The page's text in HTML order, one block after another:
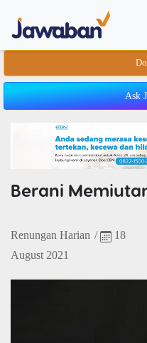
Ask
Berani
Renungan Harian /
18
August 2021